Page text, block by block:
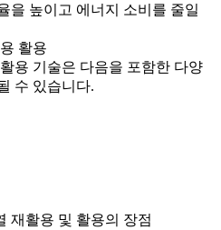
을 높이고 에너지 소비를 줄일
활용
용 기술은 다음을 포함한 다양
수 있습니다.
재활용 및 활용의 장점